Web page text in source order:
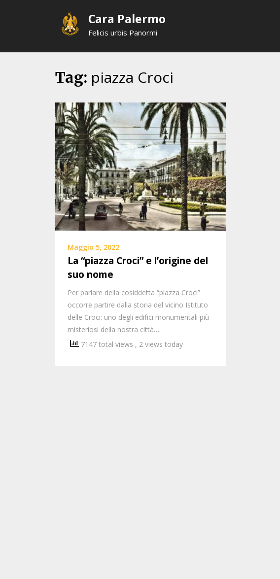
Cara Palermo
Felicis urbis Panormi
Tag: piazza Croci
Maggio 5, 2022
La “piazza Croci” e l’origine del
suo nome
Per parlare della cosiddetta “piazza Croci”
occorre partire dalla storia del vicino Istituto
delle Croci: uno degli edifici monumentali più
misteriosi della nostra città….
7147 total views , 2 views today